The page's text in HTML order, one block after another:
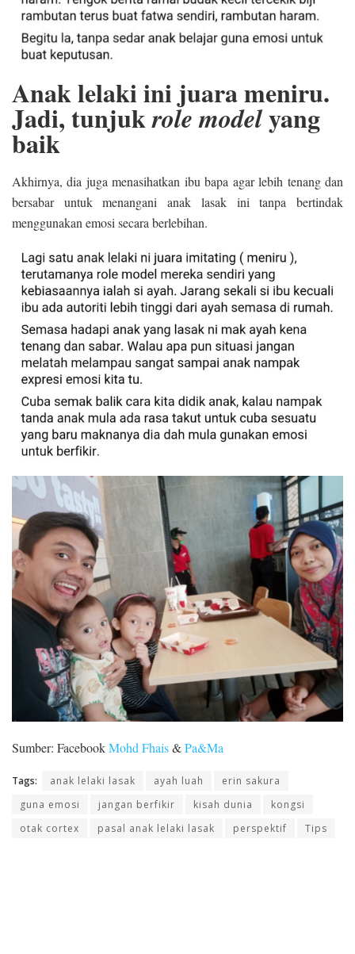
Anak lelaki ini juara meniru.
Jadi, tunjukrole modelyang
baik
Akhirnya, dia juga menasihatkan ibu bapa agar lebih tenang dan
bersabar untuk menangani anak lasak ini tanpa bertindak
menggunakan emosi secara berlebihan.
Sumber: FacebookMohd Fhais&Pa&Ma
Tags: anak lelaki lasak ayah luah
erin sakura
guna emosi
jangan berfikir kisah dunia
kongsi
otak cortex
pasal anak lelaki lasak perspektif Tips